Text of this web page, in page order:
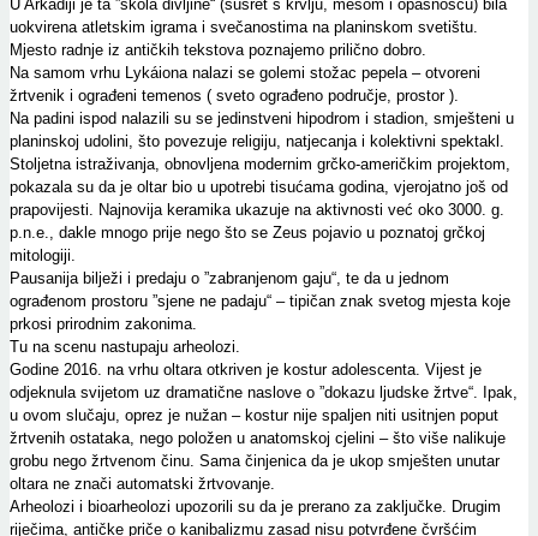
U Arkadiji je ta ”škola divljine“ (susret s krvlju, mesom i opasnošću) bila
uokvirena atletskim igrama i svečanostima na planinskom svetištu.
Mjesto radnje iz antičkih tekstova poznajemo prilično dobro.
Na samom vrhu Lykáiona nalazi se golemi stožac pepela – otvoreni
žrtvenik i ograđeni temenos ( sveto ograđeno područje, prostor ).
Na padini ispod nalazili su se jedinstveni hipodrom i stadion, smješteni u
planinskoj udolini, što povezuje religiju, natjecanja i kolektivni spektakl.
Stoljetna istraživanja, obnovljena modernim grčko-američkim projektom,
pokazala su da je oltar bio u upotrebi tisućama godina, vjerojatno još od
prapovijesti. Najnovija keramika ukazuje na aktivnosti već oko 3000. g.
p.n.e., dakle mnogo prije nego što se Zeus pojavio u poznatoj grčkoj
mitologiji.
Pausanija bilježi i predaju o ”zabranjenom gaju“, te da u jednom
ograđenom prostoru ”sjene ne padaju“ – tipičan znak svetog mjesta koje
prkosi prirodnim zakonima.
Tu na scenu nastupaju arheolozi.
Godine 2016. na vrhu oltara otkriven je kostur adolescenta. Vijest je
odjeknula svijetom uz dramatične naslove o ”dokazu ljudske žrtve“. Ipak,
u ovom slučaju, oprez je nužan – kostur nije spaljen niti usitnjen poput
žrtvenih ostataka, nego položen u anatomskoj cjelini – što više nalikuje
grobu nego žrtvenom činu. Sama činjenica da je ukop smješten unutar
oltara ne znači automatski žrtvovanje.
Arheolozi i bioarheolozi upozorili su da je prerano za zaključke. Drugim
riječima, antičke priče o kanibalizmu zasad nisu potvrđene čvršćim